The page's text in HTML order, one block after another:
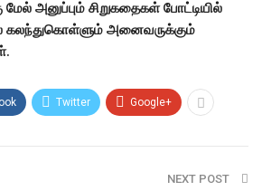
மேல் அனுப்பும் சிறுகதைகள் போட்டியில்
கலந்துகொள்ளும் அனைவருக்கும்
Twitter Google+
NEXT POST